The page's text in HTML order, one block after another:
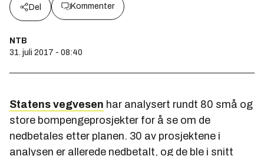
Del Kommenter
NTB
31. juli 2017 - 08:40
Statens vegvesen har analysert rundt 80 små og
store bompengeprosjekter for å se om de
nedbetales etter planen. 30 av prosjektene i
analysen er allerede nedbetalt, og de ble i snitt